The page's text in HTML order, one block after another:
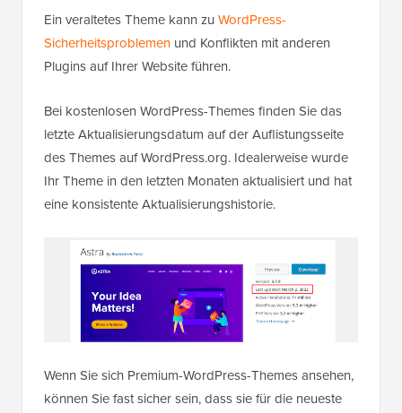
Ein veraltetes Theme kann zu WordPress-
Sicherheitsproblemen und Konflikten mit anderen
Plugins auf Ihrer Website führen.
Bei kostenlosen WordPress-Themes finden Sie das
letzte Aktualisierungsdatum auf der Auflistungsseite
des Themes auf WordPress.org. Idealerweise wurde
Ihr Theme in den letzten Monaten aktualisiert und hat
eine konsistente Aktualisierungshistorie.
Wenn Sie sich Premium-WordPress-Themes ansehen,
können Sie fast sicher sein, dass sie für die neueste